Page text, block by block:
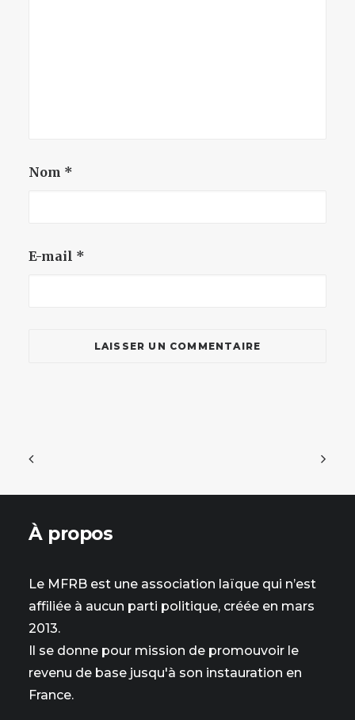
Nom *
E-mail *
À propos
Le MFRB est une association laïque qui n’est
affiliée à aucun parti politique, créée en mars
2013.
Il se donne pour mission de promouvoir le
revenu de base jusqu'à son instauration en
France.